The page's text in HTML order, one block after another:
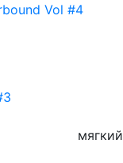
Vol #4
мягкий